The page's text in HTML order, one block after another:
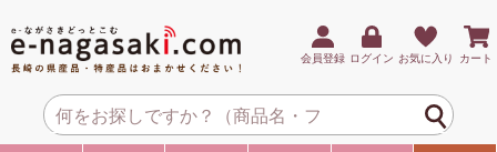
会員登録 ログイン お気に入り カート